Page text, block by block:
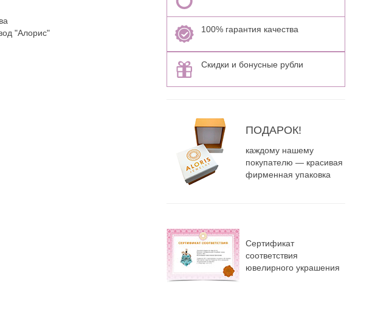
"Алорис"
100% гарантия качества
Скидки и бонусные рубли
ПОДАРОК!
каждому нашему
покупателю — красивая
фирменная упаковка
Сертификат
соответствия
ювелирного украшения